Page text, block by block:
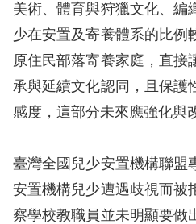
美術、體育與狩獵文化、編
少在安置及寄養體系的比例
原住民部落寄養家庭，直接
承與延續文化認同，且保護
感度，這部分未來應強化與
臺灣全國兒少安置機構聯盟
安置機構兒少遭遇歧視而被
察學校教職員並未明顯要做